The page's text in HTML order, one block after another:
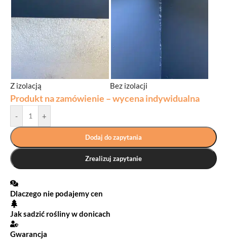
Z izolacją Bez izolacji
Produkt na zamówienie – wycena indywidualna
- +
Dodaj do zapytania
Zrealizuj zapytanie
Dlaczego nie podajemy cen
Jak sadzić rośliny w donicach
Gwarancja